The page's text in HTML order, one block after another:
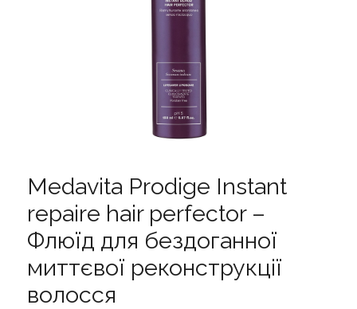
Medavita Prodige Instant
repaire hair perfector –
Флюїд для бездоганної
миттєвої реконструкції
волосся